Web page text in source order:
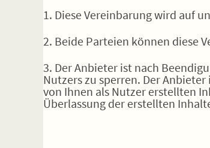
1. Diese Vereinbarung wird auf
2. Beide Parteien können diese
3. Der Anbieter ist nach
Nutzers zu sperren. Der
von Ihnen als Nutzer erstellten
Überlassung der erstellten